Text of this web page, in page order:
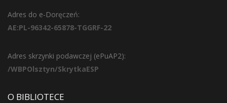
Adres do e-Doręczeń:
AE:PL-96342-65878-TGGRF-22
Adres skrzynki podawczej (ePuAP2):
/WBPOlsztyn/SkrytkaESP
O BIBLIOTECE